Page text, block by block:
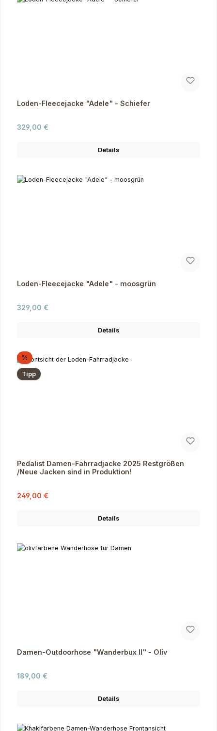
Loden-Fleecejacke "Adele" - Schiefer
Regulärer Preis:
329,00 €
Details
Loden-Fleecejacke "Adele" - moosgrün
Regulärer Preis:
329,00 €
Details
%Rabatt
Tipp
Pedalist Damen-Fahrradjacke 2025 Restgrößen
/Neue Jacken sind in Produktion!
Verkaufspreis:
249,00 €
Details
Damen-Outdoorhose "Wanderbux II" - Oliv
Regulärer Preis:
189,00 €
Details